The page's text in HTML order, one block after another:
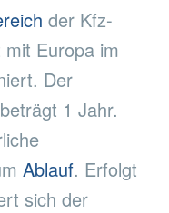
der Kfz-
Europa im
Der
beträgt 1 Jahr.
Ablauf. Erfolgt
sich der